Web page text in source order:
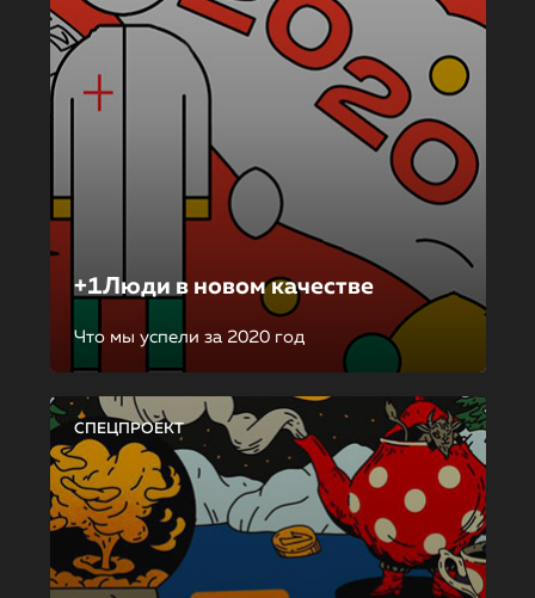
+1Люди в новом качестве
Что мы успели за 2020 год
СПЕЦПРОЕКТ